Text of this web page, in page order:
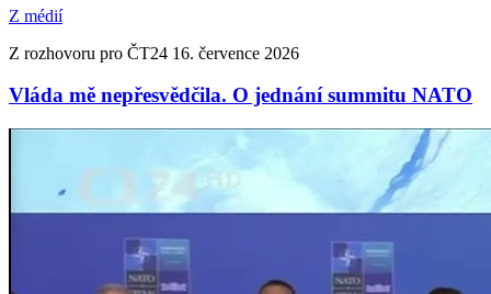
Z médií
Z rozhovoru pro ČT24 16. července 2026
Vláda mě nepřesvědčila. O jednání summitu NATO